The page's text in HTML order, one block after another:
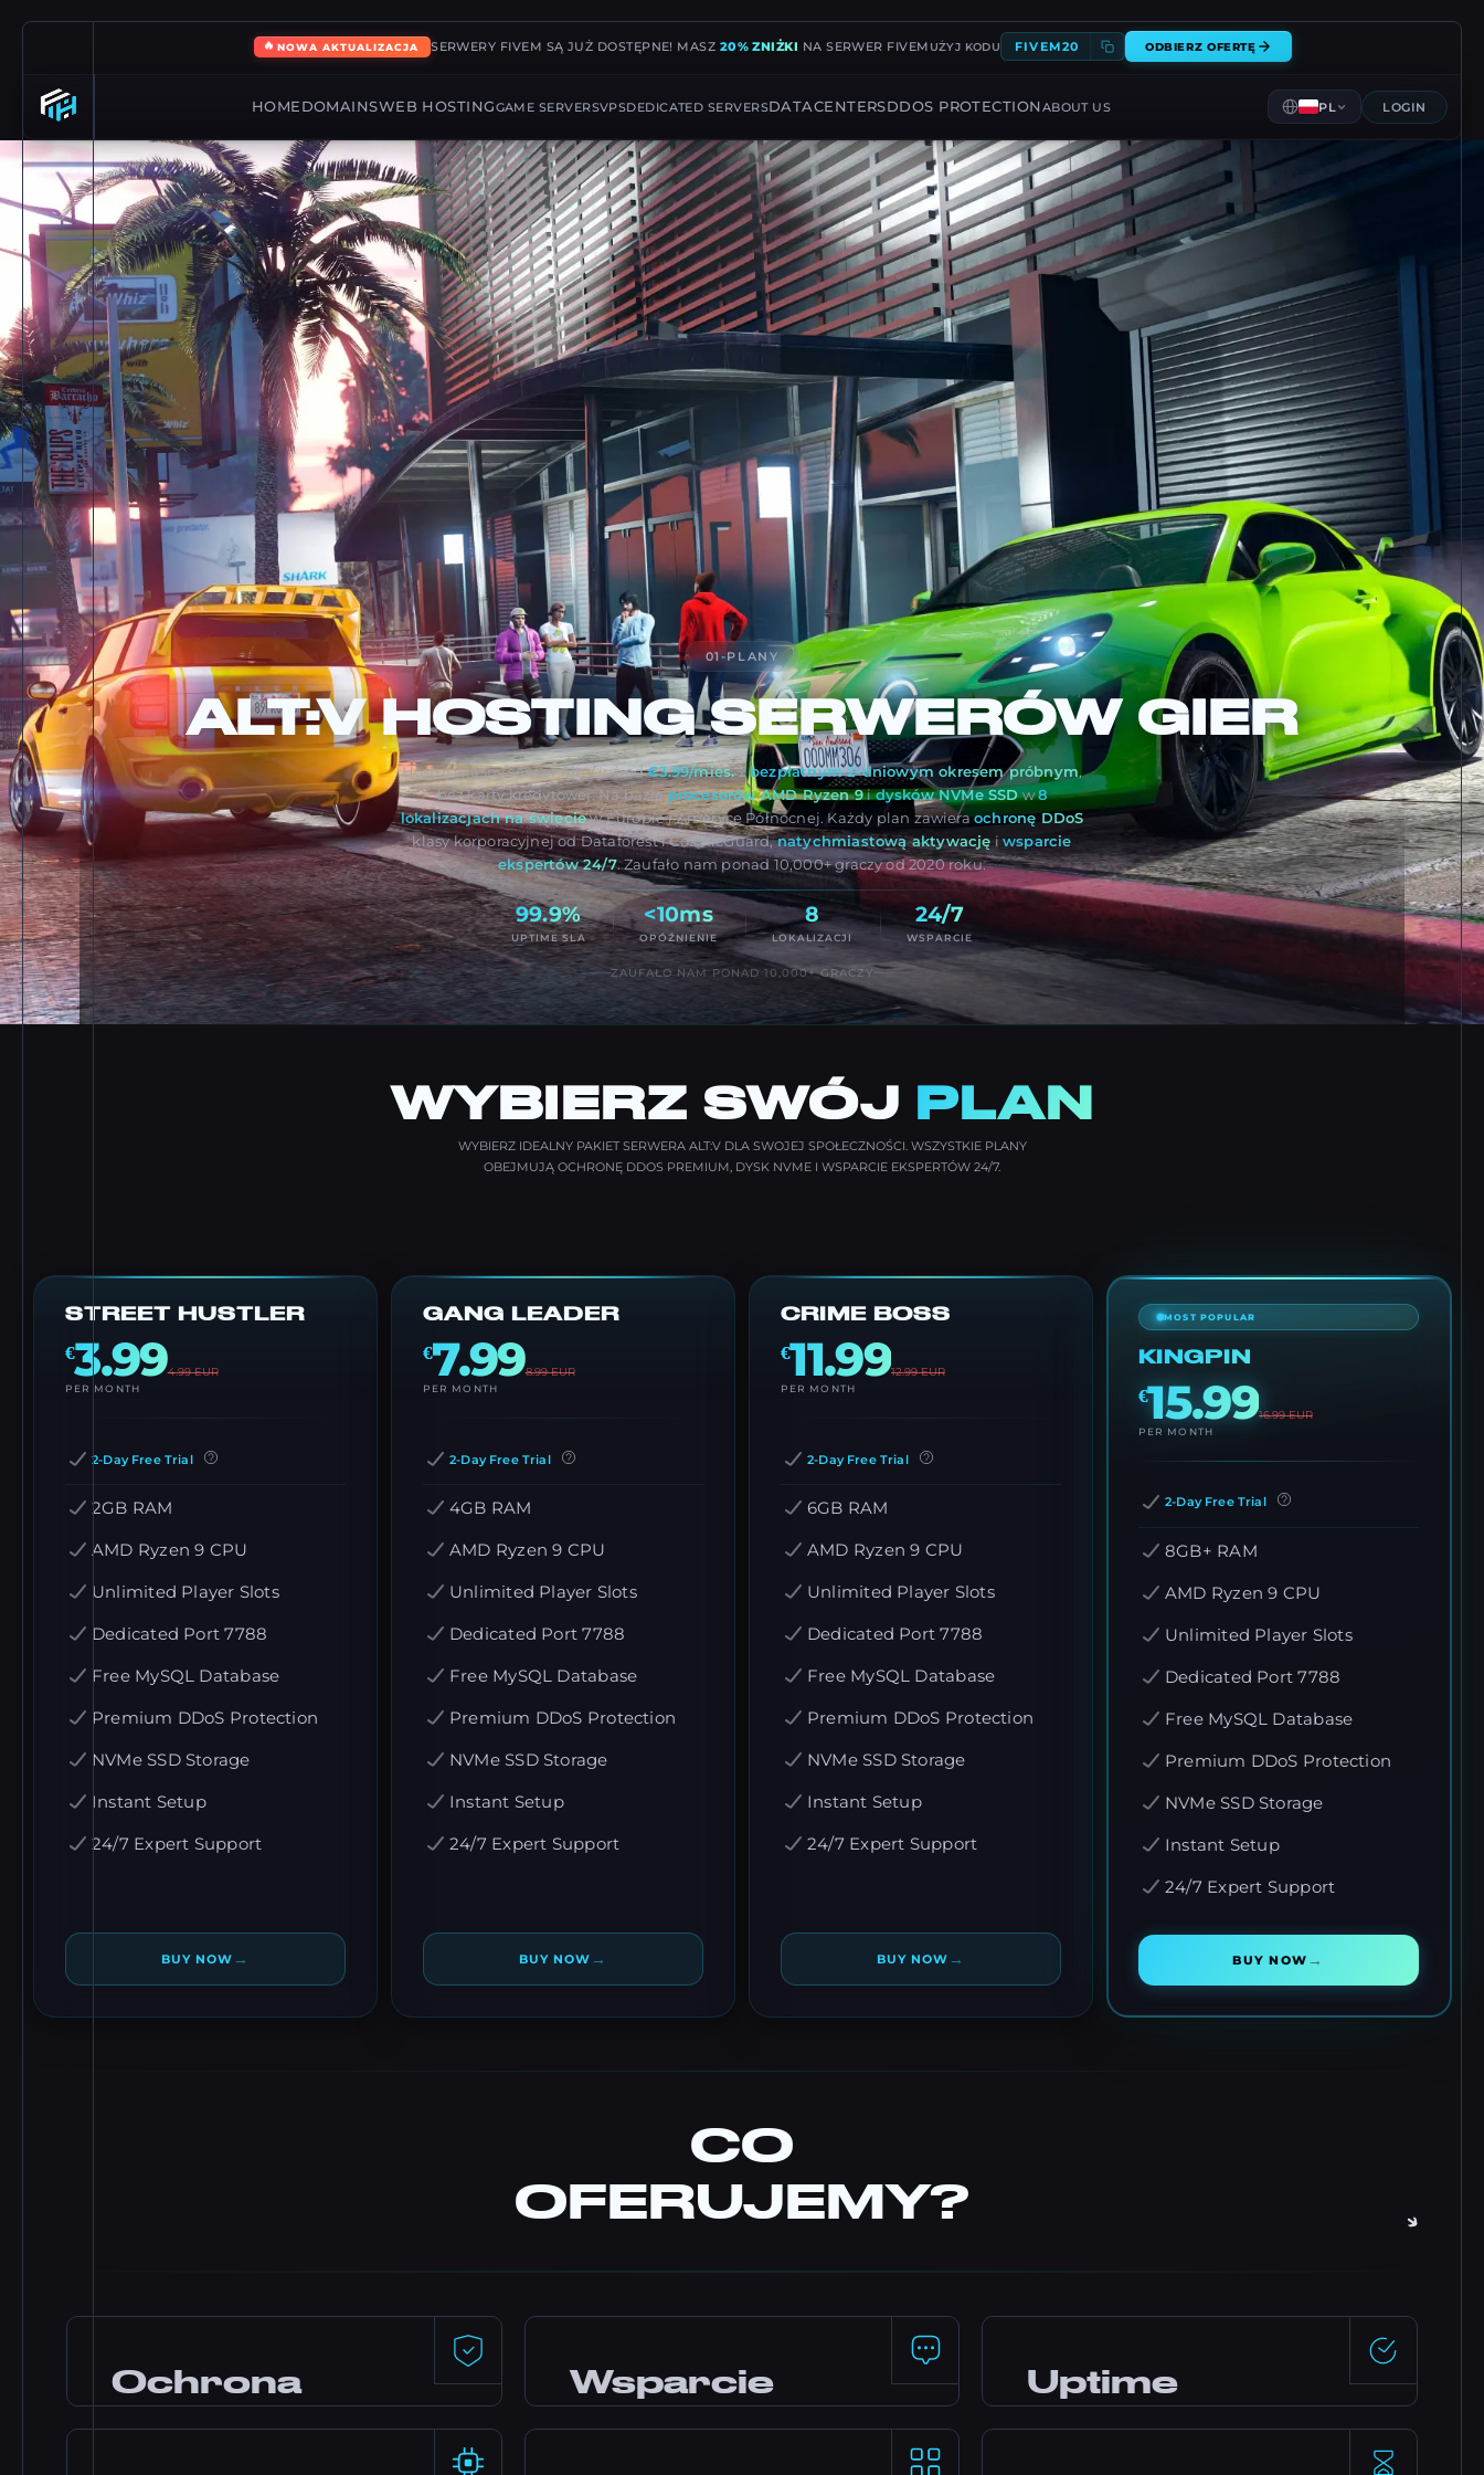
🔥 NOWA AKTUALIZACJA SERWERY FIVEM SĄ JUŻ DOSTĘPNE! MASZ 20% ZNIŻKI NA SERWER FIVEM UŻYJ KODU FIVEM20 ODBIERZ OFERTĘ
HOME DOMAINSWEB HOSTINGGAME SERVERSVPSDEDICATED SERVERSDATACENTERSDDOS PROTECTIONABOUT US PL LOGIN
01-PLANY
ALT:V HOSTING SERWERÓW GIER
Hostuj własny serwer Alt:V już od€3.99/mies.zbezpłatnym 2-dniowym okresem próbnym,
bez karty kredytowej. Na bazie procesorów AMD Ryzen 9idysków NVMe SSDw8
lokalizacjach na świeciew Europie i Ameryce Północnej. Każdy plan zawieraochronę DDoS
klasy korporacyjnej od Dataforest i CosmicGuard,natychmiastową aktywację iwsparcie
ekspertów 24/7. Zaufało nam ponad 10,000+ graczy od 2020 roku.
99.9%
UPTIME SLA
<10ms
OPÓŹNIENIE
8
LOKALIZACJI
24/7
WSPARCIE
ZAUFAŁO NAM PONAD 10,000+ GRACZY
WYBIERZ SWÓJ PLAN
WYBIERZ IDEALNY PAKIET SERWERA ALT:V DLA SWOJEJ SPOŁECZNOŚCI. WSZYSTKIE PLANY
OBEJMUJĄ OCHRONĘ DDOS PREMIUM, DYSK NVME I WSPARCIE EKSPERTÓW 24/7.
STREET HUSTLER
€3.994.99EUR
PER MONTH
2-Day Free Trial
2GB RAM
AMD Ryzen 9 CPU
Unlimited Player Slots
Dedicated Port 7788
Free MySQL Database
Premium DDoS Protection
NVMe SSD Storage
Instant Setup
24/7 Expert Support
BUY NOW →
GANG LEADER
€7.998.99EUR
PER MONTH
2-Day Free Trial
4GB RAM
AMD Ryzen 9 CPU
Unlimited Player Slots
Dedicated Port 7788
Free MySQL Database
Premium DDoS Protection
NVMe SSD Storage
Instant Setup
24/7 Expert Support
BUY NOW →
CRIME BOSS
€11.9912.99EUR
PER MONTH
2-Day Free Trial
6GB RAM
AMD Ryzen 9 CPU
Unlimited Player Slots
Dedicated Port 7788
Free MySQL Database
Premium DDoS Protection
NVMe SSD Storage
Instant Setup
24/7 Expert Support
BUY NOW →
MOST POPULAR
KINGPIN
€15.9916.99EUR
PER MONTH
2-Day Free Trial
8GB+ RAM
AMD Ryzen 9 CPU
Unlimited Player Slots
Dedicated Port 7788
Free MySQL Database
Premium DDoS Protection
NVMe SSD Storage
Instant Setup
24/7 Expert Support
BUY NOW →
CO
OFERUJEMY?
Ochrona
DDoS
Wsparcie
24/7
Uptime
99,5%